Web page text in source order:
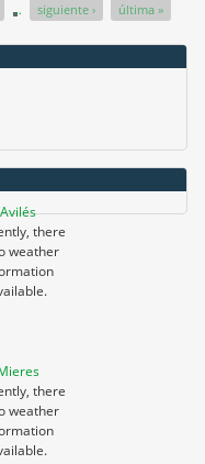
… siguiente › última »
Avilés
there
weather
there
weather